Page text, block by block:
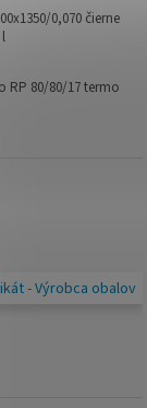
0,070 čierne
l
RP 80/80/17 termo
- Výrobca obalov